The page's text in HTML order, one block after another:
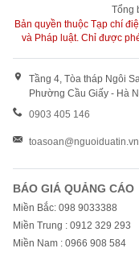
Tổng
Bản quyền thuộc Tạp chí
và Pháp luật. Chỉ được
Tầng 4, Tòa tháp Ngôi
Phường Cầu Giấy - Hà
0903 405 146
toasoan@nguoiduatin.vn
BÁO GIÁ QUẢNG CÁO
Miền Bắc: 098 9033388
Miền Trung : 0912 329 293
Miền Nam : 0966 908 584